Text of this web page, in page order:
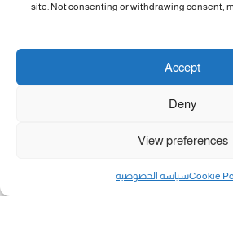
site. Not consenting or withdrawing consent,
Accept
Deny
View preferences
Cookieسياسة الخصوصية